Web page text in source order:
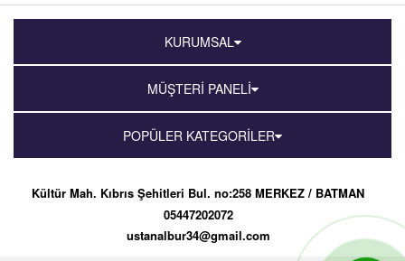
KURUMSAL
MÜŞTERİ PANELİ
POPÜLER KATEGORİLER
Kültür Mah. Kıbrıs Şehitleri Bul. no:258 MERKEZ / BATMAN
05447202072
ustanalbur34@gmail.com